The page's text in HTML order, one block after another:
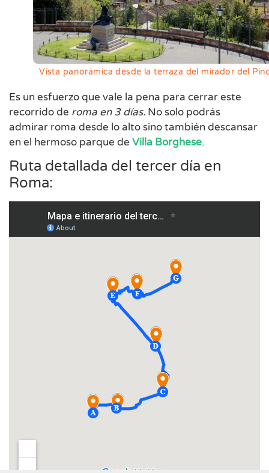
Vista panorámica desde la terraza del mirador del
Es un esfuerzo que vale la pena para cerrar este
recorrido de roma en 3 días. No solo podrás
admirar roma desde lo alto sino también descansar
en el hermoso parque de Villa Borghese.
Ruta detallada del tercer día en
Roma: